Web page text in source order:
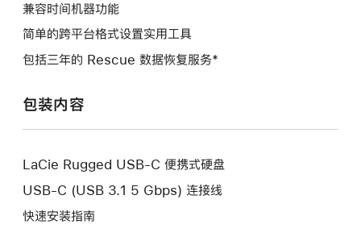
兼容时间机器功能
简单的跨平台格式设置实用工具
包括三年的 Rescue 数据恢复服务*
包装内容
LaCie Rugged USB-C 便携式硬盘
USB-C (USB 3.1 5 Gbps) 连接线
快速安装指南